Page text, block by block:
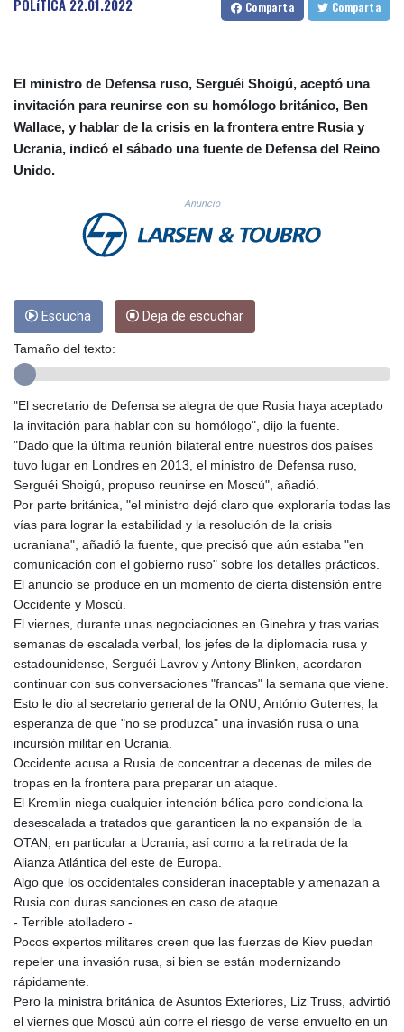
CUC 1.156136
DJF 205.267449
DKK 7.477932
DOP 67.289164
DZD 152.967099
ETB 186.049588
FJD 2.553384
GGP 0.857252
GHS 13.526832
GMD 84.980421
GTQ 8.794891
GYD 241.157003
HKD 9.066767
HNL 30.895616
HRK 7.536622
HTG 150.718127
HUF 363.096405
IDR 20580.370421
ILS 3.468234
IMP 0.857252
IQD 1509.981237
IRR
1590322.371805
ISK 142.598215
JEP 0.857252
JMD 183.057725
JPY 182.445186
KES 149.158147
KGS 101.104505
KHR 4681.941823
KMF 492.514185
KRW 1627.677557
KWD 0.356853
KYD 0.960588
LAK 26025.676609
LBP
LKR 386.635196
LRD 208.057415
POLíTICA 22.01.2022 Comparta Comparta
El ministro de Defensa ruso, Serguéi Shoigú, aceptó una
invitación para reunirse con su homólogo británico, Ben
Wallace, y hablar de la crisis en la frontera entre Rusia y
Ucrania, indicó el sábado una fuente de Defensa del Reino
Unido.
Anuncio
Escucha Deja de escuchar
Tamaño del texto:
"El secretario de Defensa se alegra de que Rusia haya aceptado
la invitación para hablar con su homólogo", dijo la fuente.
"Dado que la última reunión bilateral entre nuestros dos países
tuvo lugar en Londres en 2013, el ministro de Defensa ruso,
Serguéi Shoigú, propuso reunirse en Moscú", añadió.
Por parte británica, "el ministro dejó claro que exploraría todas las
vías para lograr la estabilidad y la resolución de la crisis
ucraniana", añadió la fuente, que precisó que aún estaba "en
comunicación con el gobierno ruso" sobre los detalles prácticos.
El anuncio se produce en un momento de cierta distensión entre
Occidente y Moscú.
El viernes, durante unas negociaciones en Ginebra y tras varias
semanas de escalada verbal, los jefes de la diplomacia rusa y
estadounidense, Serguéi Lavrov y Antony Blinken, acordaron
continuar con sus conversaciones "francas" la semana que viene.
Esto le dio al secretario general de la ONU, António Guterres, la
esperanza de que "no se produzca" una invasión rusa o una
incursión militar en Ucrania.
Occidente acusa a Rusia de concentrar a decenas de miles de
tropas en la frontera para preparar un ataque.
El Kremlin niega cualquier intención bélica pero condiciona la
desescalada a tratados que garanticen la no expansión de la
OTAN, en particular a Ucrania, así como a la retirada de la
Alianza Atlántica del este de Europa.
Algo que los occidentales consideran inaceptable y amenazan a
Rusia con duras sanciones en caso de ataque.
- Terrible atolladero -
Pocos expertos militares creen que las fuerzas de Kiev puedan
repeler una invasión rusa, si bien se están modernizando
rápidamente.
Pero la ministra británica de Asuntos Exteriores, Liz Truss, advirtió
el viernes que Moscú aún corre el riesgo de verse envuelto en un